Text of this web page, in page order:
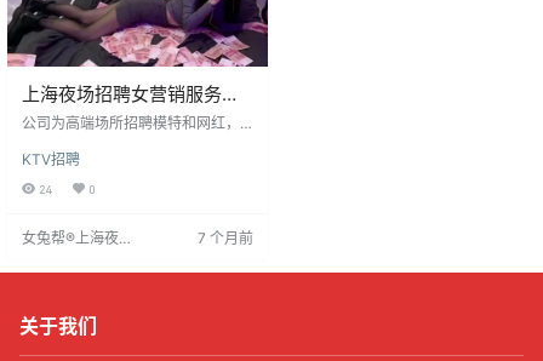
上海夜场招聘女营销服务
员，高收入来超多福利别错
公司为高端场所招聘模特和网红，
造形象，提供高档公寓住宿及面试
路费报销。工作无酒水销售和业绩
作灵活可兼职，面试需提前预约并
司直招，承诺不收费。工作之余可
地。
KTV招聘
24 0
女兔帮®上海夜场
7 个月前
关于我们